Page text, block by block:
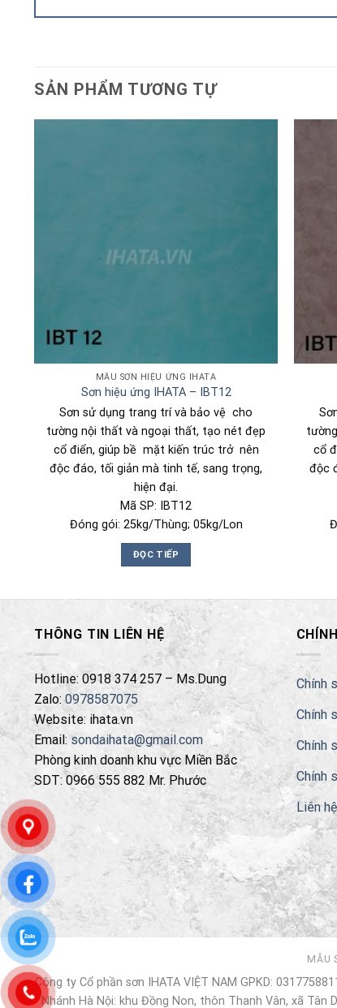
SẢN PHẨM TƯƠNG TỰ
MẪU SƠN HIỆU ỨNG IHATA
Sơn hiệu ứng IHATA – IBT12
Sơn sử dụng trang trí và bảo vệ cho
tường nội thất và ngoại thất, tạo nét đẹp
cổ điển, giúp bề mặt kiến trúc trở nên
độc đáo, tối giản mà tinh tế, sang trọng,
hiện đại.
Mã SP: IBT12
Đóng gói: 25kg/Thùng; 05kg/Lon
ĐỌC TIẾP
cổ
độc
THÔNG TIN LIÊN HỆ
Hotline: 0918 374 257 – Ms.Dung
Zalo:0978587075
Website: ihata.vn
Email: sondaihata@gmail.com
Phòng kinh doanh khu vực Miền Bắc
SDT: 0966 555 882 Mr. Phước
Chính
Chính
Chính
Chính
Liên hệ
MẪU
Công ty Cổ phần sơn IHATA VIỆT NAM GPKD:
Nhánh Hà Nội: khu Đồng Non, thôn Thanh Vân, xã